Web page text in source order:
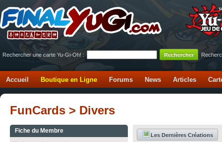
Rechercher une carte Yu-Gi-Oh! :
Accueil Boutique en Ligne Forums News Articles
FunCards > Divers
Fiche du Membre
Les Dernières Créations